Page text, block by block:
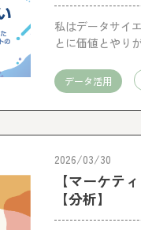
私はデータサイ
とに価値とやり
データ活用
2026/03/30
【マーケテ
【分析】